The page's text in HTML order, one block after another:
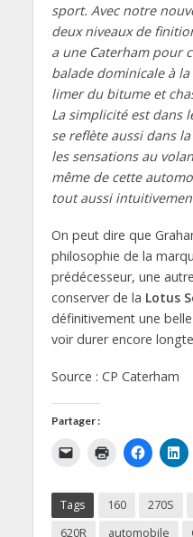
sport. Avec notre
deux niveaux de
a une Caterham pour
balade dominicale à
limer du bitume et
La simplicité est dans
se reflète aussi dans
les sensations au
même de cette
tout aussi
On peut dire que
philosophie de la
prédécesseur, une
conserver de la Lotus
définitivement une
voir durer encore
Source : CP Caterham
Partager :
u
e
r
p
u
e
p
C
l
u
e
p
C
l
Tags 160 270S
620R
automobile